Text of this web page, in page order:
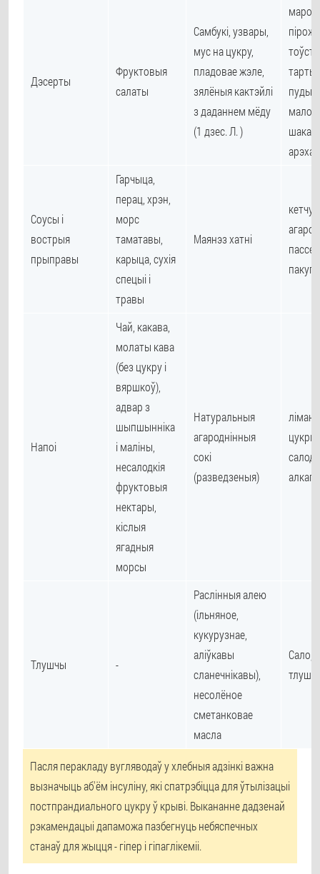
Дэсерты
Фруктовыя
салаты
Самбукі, узвары,
мус на цукру,
пладовае жэле,
зялёныя кактэйлі
з даданнем мёду
(1 дзес. Л. )
Соусы і
вострыя
прыправы
Гарчыца,
перац, хрэн,
морс
таматавы,
карыца, сухія
спецыі і
травы
Маянэз хатні
Напоі
Чай, какава,
молаты кава
(без цукру і
вяршкоў),
адвар з
шыпшынніка
і маліны,
несалодкія
фруктовыя
нектары,
кіслыя
ягадныя
морсы
Натуральныя
агароднінныя
сокі
(разведзеныя)
Тлушчы -
Раслінныя алею
(ільняное,
кукурузнае,
аліўкавы
сланечнікавы),
несолёное
сметанковае
масла
Сало,
Пасля перакладу вугляводаў у хлебныя адзінкі важна
вызначыць аб'ём інсуліну, які спатрэбіцца для ўтылізацыі
постпрандиального цукру ў крыві. Выкананне дадзенай
рэкамендацыі дапаможа пазбегнуць небяспечных
станаў для жыцця - гіпер і гіпаглікеміі.